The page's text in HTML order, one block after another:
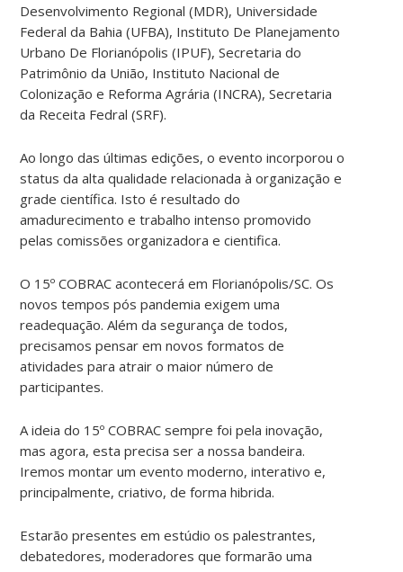
Desenvolvimento Regional (MDR), Universidade
Federal da Bahia (UFBA), Instituto De Planejamento
Urbano De Florianópolis (IPUF), Secretaria do
Patrimônio da União, Instituto Nacional de
Colonização e Reforma Agrária (INCRA), Secretaria
da Receita Fedral (SRF).
Ao longo das últimas edições, o evento incorporou o
status da alta qualidade relacionada à organização e
grade científica. Isto é resultado do
amadurecimento e trabalho intenso promovido
pelas comissões organizadora e cientifica.
O 15º COBRAC acontecerá em Florianópolis/SC. Os
novos tempos pós pandemia exigem uma
readequação. Além da segurança de todos,
precisamos pensar em novos formatos de
atividades para atrair o maior número de
participantes.
A ideia do 15º COBRAC sempre foi pela inovação,
mas agora, esta precisa ser a nossa bandeira.
Iremos montar um evento moderno, interativo e,
principalmente, criativo, de forma hibrida.
Estarão presentes em estúdio os palestrantes,
debatedores, moderadores que formarão uma